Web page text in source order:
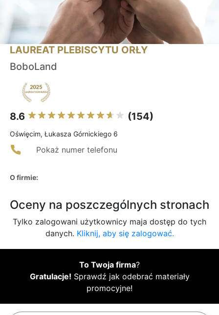
LAUREAT PLEBISCYTU ORŁY
BoboLand
8.6 (154)
Oświęcim, Łukasza Górnickiego 6
Pokaż numer telefonu
O firmie:
Oceny na poszczególnych stronach
Tylko zalogowani użytkownicy maja dostęp do tych
danych. Kliknij, aby się zalogować.
To Twoja firma?
Gratulacje! Sprawdź jak odebrać materiały
promocyjne!